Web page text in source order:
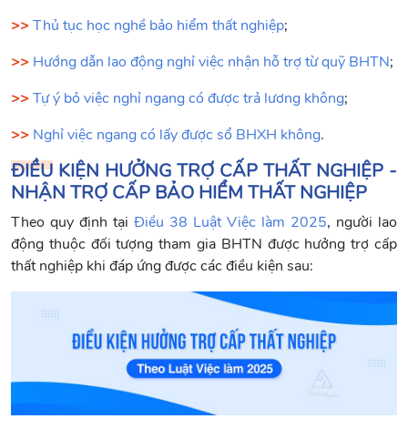
>>Thủ tục học nghề bảo hiểm thất nghiệp;
>> Hướng dẫn lao động nghỉ việc nhận hỗ trợ từ quỹ BHTN;
>>Tự ý bỏ việc nghỉ ngang có được trả lương không;
>> Nghỉ việc ngang có lấy được sổ BHXH không.
ĐIỀU KIỆN HƯỞNG TRỢ CẤP THẤT NGHIỆP -
NHẬN TRỢ CẤP BẢO HIỂM THẤT NGHIỆP
Theo quy định tại Điều 38 Luật Việc làm 2025, người lao
động thuộc đối tượng tham gia BHTN được hưởng trợ cấp
thất nghiệp khi đáp ứng được các điều kiện sau: